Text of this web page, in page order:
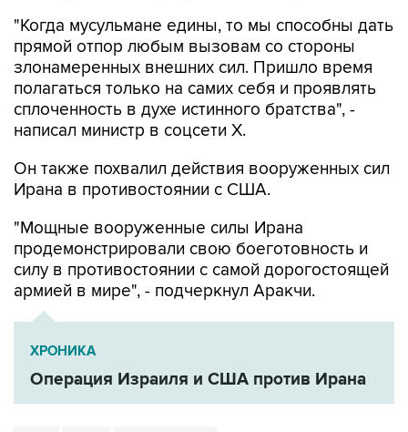
злонамеренных внешних сил. Пришло время
полагаться только на самих себя и проявлять
сплоченность в духе истинного братства", -
написал министр в соцсети Х.
Он также похвалил действия вооруженных сил
"Мощные вооруженные силы Ирана
силу в противостоянии с самой дорогостоящей
армией в мире", - подчеркнул Аракчи.
ХРОНИКА
Операция Израиля и США против Ирана
США Иран Аббас Аракчи